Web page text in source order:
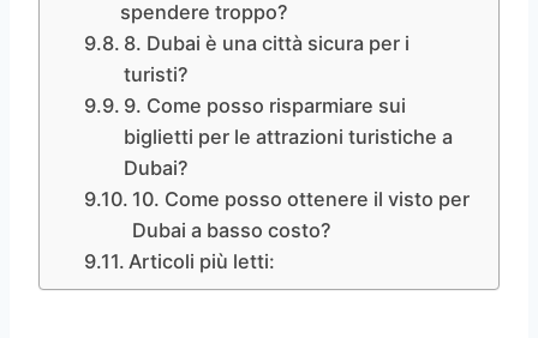
spendere troppo?
8. Dubai è una città sicura per i
turisti?
9. Come posso risparmiare sui
biglietti per le attrazioni turistiche a
Dubai?
10. Come posso ottenere il visto per
Dubai a basso costo?
Articoli più letti: